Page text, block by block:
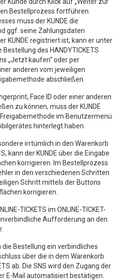
Bestellprozess fortführen.
muss der KUNDE die
ggf. seine Zahlungsdaten
KUNDE registriert ist, kann er unter
des HANDYTICKETS
„Jetzt kaufen“ oder per
anderen vom jeweiligen
abschließen.
Face ID oder einer anderen
zu können, muss der KUNDE
im Benutzermenü
hinterlegt haben.
irrtümlich in den Warenkorb
kann der KUNDE über die Eingabe
korrigieren. Im Bestellprozess
in den verschiedenen Schritten
Schritt mittels der Buttons
korrigieren.
TICKETS im ONLINE-TICKET-
Aufforderung an den
die Bestellung ein verbindliches
über die in dem Warenkorb
ab. Die SNS wird den Zugang der
E-Mail automatisiert bestätigen.